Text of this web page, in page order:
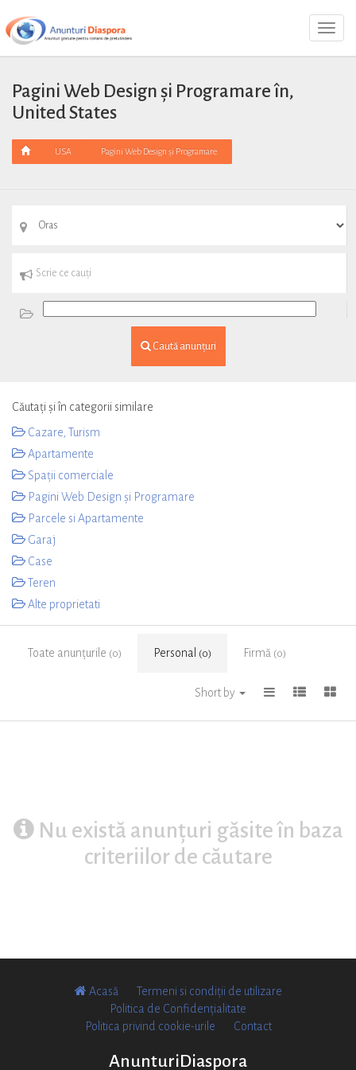
Pagini Web Design și Programare în,
United States
USA Pagini Web Design și Programare
Caută anunțuri
Căutați și în categorii similare
Cazare, Turism
Apartamente
Spații comerciale
Pagini Web Design și Programare
Parcele si Apartamente
Garaj
Case
Teren
Alte proprietati
Toate anunțurile (0) Personal (0) Firmă (0)
Short by
Nu există anunțuri găsite în baza
criteriilor de căutare
Acasă
Termeni si condiții de utilizare
Politica de Confidențialitate
Politica privind cookie-urile
Contact
AnunturiDiaspora